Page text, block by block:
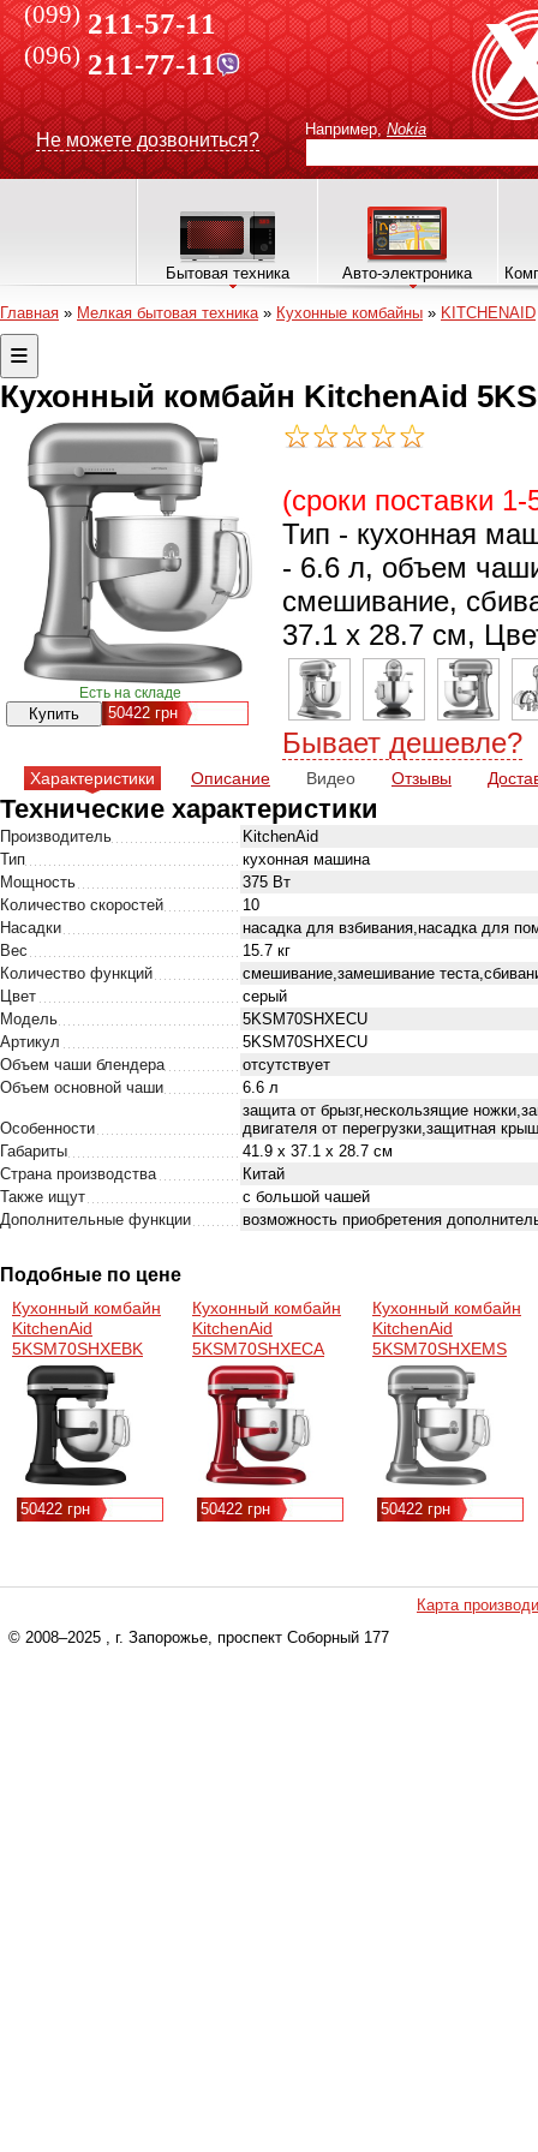
(099) 211-57-11
(096)211-77-11
Не можете дозвониться?
Например, Nokia
Бытовая техника Авто-электроника
Главная » Мелкая бытовая техника» Кухонные комбайны » KITCHENAID
Кухонный комбайн KitchenAid
Есть на складе
50422грн
(сроки поставки
Тип - кухонная
- 6.6 л, объем
смешивание,
37.1 х 28.7 см,
Бывает дешевле?
Характеристики Описание Видео Отзывы
Технические характеристики
Производитель
KitchenAid
Тип
кухонная машина
Мощность
375 Вт
Количество скоростей
10
Насадки
насадка для взбивания,насадка для
Вес
15.7 кг
Количество функций
смешивание,замешивание
Цвет
серый
Модель
5KSM70SHXECU
Артикул
5KSM70SHXECU
Объем чаши блендера
отсутствует
Объем основной чаши
6.6 л
Особенности
защита от брызг,нескользящие
двигателя от перегрузки,защитная
Габариты
41.9 х 37.1 х 28.7 см
Страна производства
Китай
Также ищут
с большой чашей
Дополнительные функции
возможность приобретения
Подобные по цене
Кухонный комбайн
KitchenAid
5KSM70SHXEBK
50422 грн
Кухонный комбайн
KitchenAid
5KSM70SHXECA
50422 грн
Кухонный комбайн
KitchenAid
5KSM70SHXEMS
50422 грн
Карта
© 2008–2025 , г. Запорожье, проспект Соборный 177